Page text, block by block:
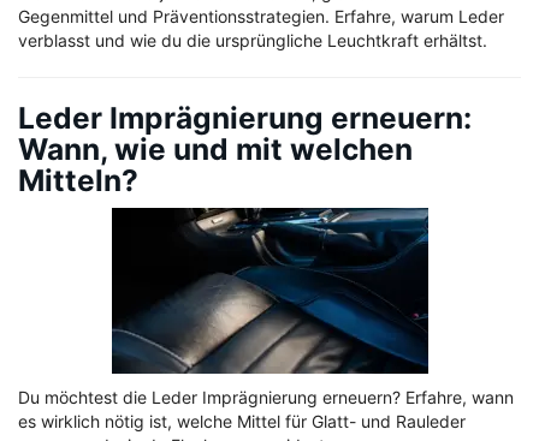
Gegenmittel und Präventionsstrategien. Erfahre, warum Leder
verblasst und wie du die ursprüngliche Leuchtkraft erhältst.
Leder Imprägnierung erneuern:
Wann, wie und mit welchen
Mitteln?
Du möchtest die Leder Imprägnierung erneuern? Erfahre, wann
es wirklich nötig ist, welche Mittel für Glatt- und Rauleder